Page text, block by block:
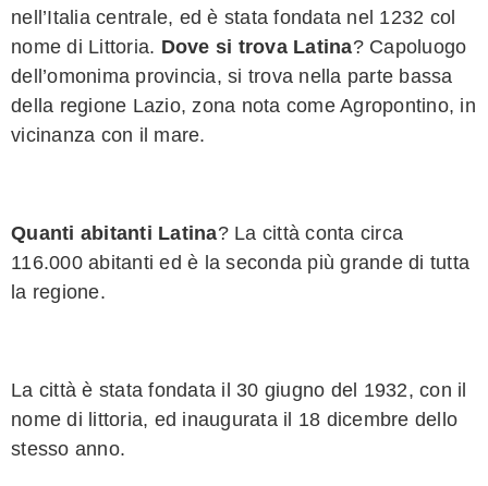
nell’Italia centrale, ed è stata fondata nel 1232 col
nome di Littoria. Dove si trova Latina? Capoluogo
dell’omonima provincia, si trova nella parte bassa
della regione Lazio, zona nota come Agropontino, in
vicinanza con il mare.
Quanti abitanti Latina? La città conta circa
116.000 abitanti ed è la seconda più grande di tutta
la regione.
La città è stata fondata il 30 giugno del 1932, con il
nome di littoria, ed inaugurata il 18 dicembre dello
stesso anno.